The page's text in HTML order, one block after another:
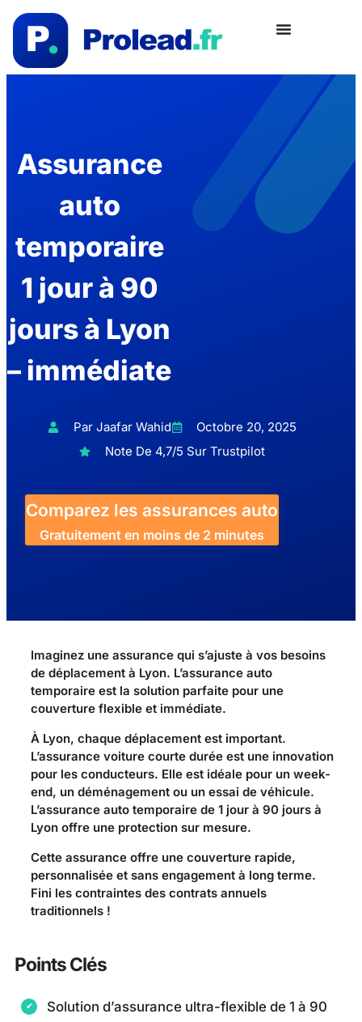
Assurance
auto
temporaire
1 jour à 90
jours à Lyon
– immédiate
Par Jaafar Wahid
Octobre 20, 2025
Note De 4,7/5 Sur Trustpilot
Comparez les assurances auto
Gratuitement en moins de 2 minutes
Imaginez une assurance qui s’ajuste à vos besoins
de déplacement à Lyon. L’assurance auto
temporaire est la solution parfaite pour une
couverture flexible et immédiate.
À Lyon, chaque déplacement est important.
L’assurance voiture courte durée est une innovation
pour les conducteurs. Elle est idéale pour un week-
end, un déménagement ou un essai de véhicule.
L’assurance auto temporaire de 1 jour à 90 jours à
Lyon offre une protection sur mesure.
Cette assurance offre une couverture rapide,
personnalisée et sans engagement à long terme.
Fini les contraintes des contrats annuels
traditionnels !
Points Clés
Solution d’assurance ultra-flexible de 1 à 90